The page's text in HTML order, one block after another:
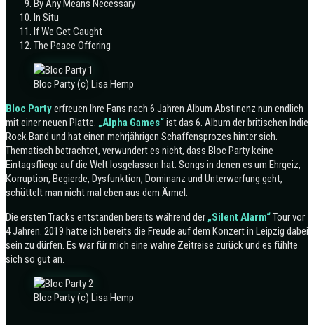
By Any Means Necessary
In Situ
If We Get Caught
The Peace Offering
Bloc Party (c) Lisa Hemp
Bloc Partyerfreuen Ihre Fans nach 6 Jahren Album Abstinenz nun endlich
mit einer neuen Platte. „Alpha Games“ist das 6. Album der britischen Indie
Rock Band und hat einen mehrjährigen Schaffensprozes hinter sich.
Thematisch betrachtet, verwundert es nicht, dass Bloc Party keine
Eintagsfliege auf die Welt losgelassen hat. Songs in denen es um Ehrgeiz,
Korruption, Begierde, Dysfunktion, Dominanz und Unterwerfung geht,
schüttelt man nicht mal eben aus dem Ärmel.
Die ersten Tracks entstanden bereits während der „Silent Alarm“Tour vor
4 Jahren. 2019 hatte ich bereits die Freude auf dem Konzert in Leipzig dabei
sein zu dürfen. Es war für mich eine wahre Zeitreise zurück und es fühlte
sich so gut an.
Bloc Party (c) Lisa Hemp